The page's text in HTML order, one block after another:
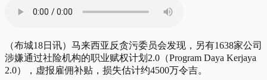
（布城18日讯）马来西亚反贪污委员会发现，另有1638家公司
涉嫌通过社险机构的职业赋权计划2.0（Program Daya Kerjaya
2.0），虚报雇佣补贴，损失估计约4500万令吉。